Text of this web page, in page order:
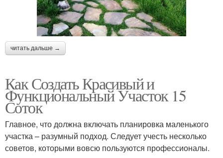
читать дальше →
Как Создать Красивый и
Функциональный Участок 15
Соток
Главное, что должна включать планировка маленького
участка – разумный подход. Следует учесть несколько
советов, которыми вовсю пользуются профессионалы.